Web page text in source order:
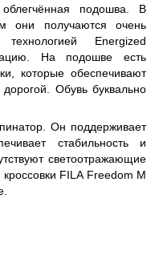
подошва. В
они получаются очень
Energized
На подошве есть
которые обеспечивают
Обувь буквально
Он поддерживает
стабильность и
светоотражающие
FILA Freedom M